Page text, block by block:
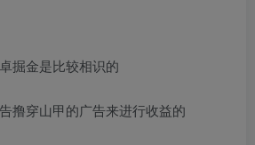
掘金是比较相识的
撸穿山甲的广告来进行收益的